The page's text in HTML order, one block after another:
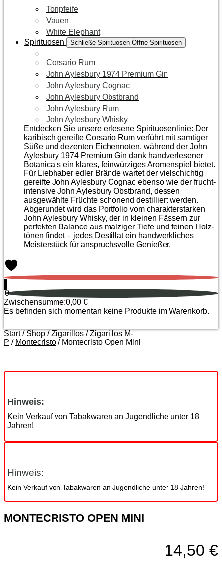
Tonpfeife
Vauen
White Elephant
Spirituosen
Schließe Spirituosen Öffne Spirituosen
Corsario Rum
John Aylesbury 1974 Premium Gin
John Aylesbury Cognac
John Aylesbury Obstbrand
John Aylesbury Rum
John Aylesbury Whisky
Entdecken Sie unsere erlesene Spirituosenlinie: Der
karibisch gereifte Corsario Rum verführt mit samtiger
Süße und dezenten Eichen­noten, während der John
Aylesbury 1974 Premium Gin dank handverlesener
Botanicals ein klares, feinwürziges Aromenspiel bietet.
Für Liebhaber edler Brände wartet der vielschichtig
gereifte John Aylesbury Cognac ebenso wie der frucht­
intensive John Aylesbury Obstbrand, dessen
ausgewählte Früchte schonend destilliert werden.
Abgerundet wird das Portfolio vom charakterstarken
John Aylesbury Whisky, der in kleinen Fässern zur
perfekten Balance aus malziger Tiefe und feinen Holz­
tönen findet – jedes Destillat ein handwerkliches
Meister­stück für anspruchsvolle Genießer.
0
0
Zwischensumme:0,00 €
Es befinden sich momentan keine Produkte im Warenkorb.
Start/ Shop /Zigarillos /Zigarillos M-
P / Montecristo / Montecristo Open Mini
Hinweis:
Kein Verkauf von Tabakwaren an Jugendliche unter 18
Jahren!
Hinweis:
Kein Verkauf von Tabakwaren an Jugendliche unter 18 Jahren!
MONTECRISTO OPEN MINI
14,50 €